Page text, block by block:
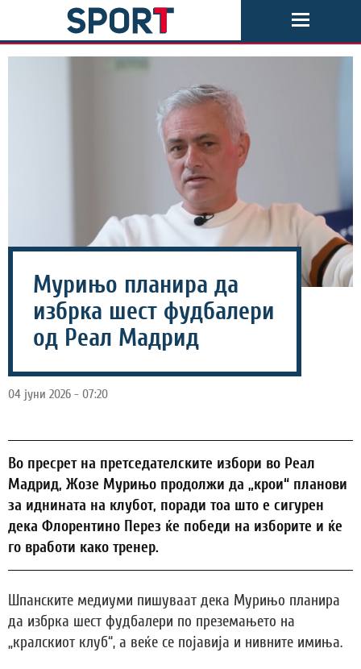
Мурињо планира да
избрка шест фудбалери
од Реал Мадрид
04 јуни 2026 - 07:20
Во пресрет на претседателските избори во Реал
Мадрид, Жозе Мурињо продолжи да „крои“ планови
за иднината на клубот, поради тоа што е сигурен
дека Флорентино Перез ќе победи на изборите и ќе
го вработи како тренер.
Шпанските медиуми пишуваат дека Мурињо планира
да избрка шест фудбалери по преземањето на
„кралскиот клуб“, а веќе се појавија и нивните имиња.